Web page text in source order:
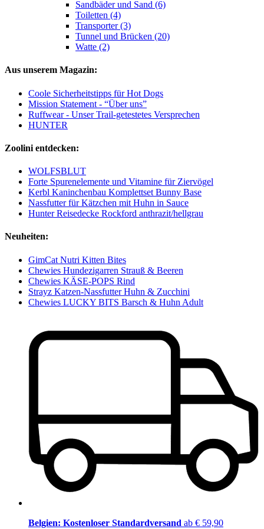
Sandbäder und Sand (6)
Toiletten (4)
Transporter (3)
Tunnel und Brücken (20)
Watte (2)
Aus unserem Magazin:
Coole Sicherheitstipps für Hot Dogs
Mission Statement - “Über uns”
Ruffwear - Unser Trail-getestetes Versprechen
HUNTER
Zoolini entdecken:
WOLFSBLUT
Forte Spurenelemente und Vitamine für Ziervögel
Kerbl Kaninchenbau Komplettset Bunny Base
Nassfutter für Kätzchen mit Huhn in Sauce
Hunter Reisedecke Rockford anthrazit/hellgrau
Neuheiten:
GimCat Nutri Kitten Bites
Chewies Hundezigarren Strauß & Beeren
Chewies KÄSE-POPS Rind
Strayz Katzen-Nassfutter Huhn & Zucchini
Chewies LUCKY BITS Barsch & Huhn Adult
Belgien: Kostenloser Standardversand ab € 59,90